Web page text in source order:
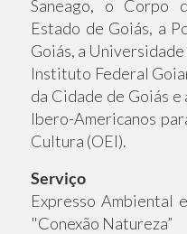
Saneago, o Corpo
Estado de Goiás, a
Goiás, a
Instituto Federal
da Cidade de Goiás e
Ibero-Americanos
Cultura (OEI).
Serviço
Expresso Ambiental
"Conexão Natureza”